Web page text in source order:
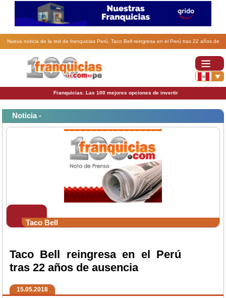
Nueva noticia de la red de franquicias Perú. Taco Bell reingresa en el Perú tras 22 años de
Franquicias. Las 100 mejores opciones de invertir
Noticia -
Taco Bell
Taco Bell reingresa en el Perú
tras 22 años de ausencia
15.05.2018